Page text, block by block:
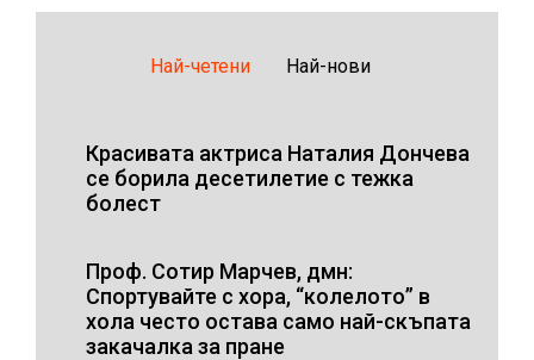
Най-четени Най-нови
Красивата актриса Наталия Дончева
се борила десетилетие с тежка
болест
Проф. Сотир Марчев, дмн:
Спортувайте с хора, “колелото” в
хола често остава само най-скъпата
закачалка за пране